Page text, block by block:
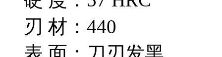
刃 材：440